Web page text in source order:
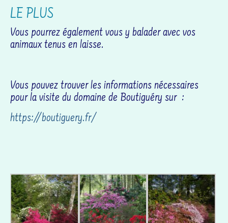
LE PLUS
Vous pourrez également vous y balader avec vos
animaux tenus en laisse.
Vous pouvez trouver les informations nécessaires
pour la visite du domaine de Boutiguéry sur :
https://boutiguery.fr/